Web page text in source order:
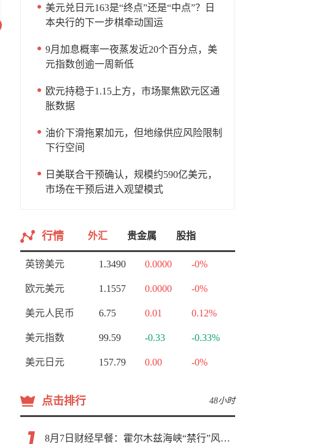
美元兑日元163是“终点”还是“中点”？日
本央行的下一步棋牵动国运
9月加息概率一夜蒸发近20个百分点，美
元指数创逾一周新低
欧元持稳于1.15上方，市场聚焦欧元区通
胀数据
油价下滑拖累加元，但地缘供应风险限制
下行空间
日美联合干预确认，规模约590亿美元，
市场在干预后进入观望模式
行情 外汇 贵金属 股指
英镑美元 1.3490 0.0000 -0%
欧元美元 1.1557 0.0000 -0%
美元人民币 6.75 0.01 0.12%
美元指数 99.59 -0.33 -0.33%
美元日元 157.79 0.00 -0%
点击排行 48小时
8月7日财经早餐：霍尔木兹海峡“禁行”风波再起，油价急涨金价承压，非农夜市场博弈加剧